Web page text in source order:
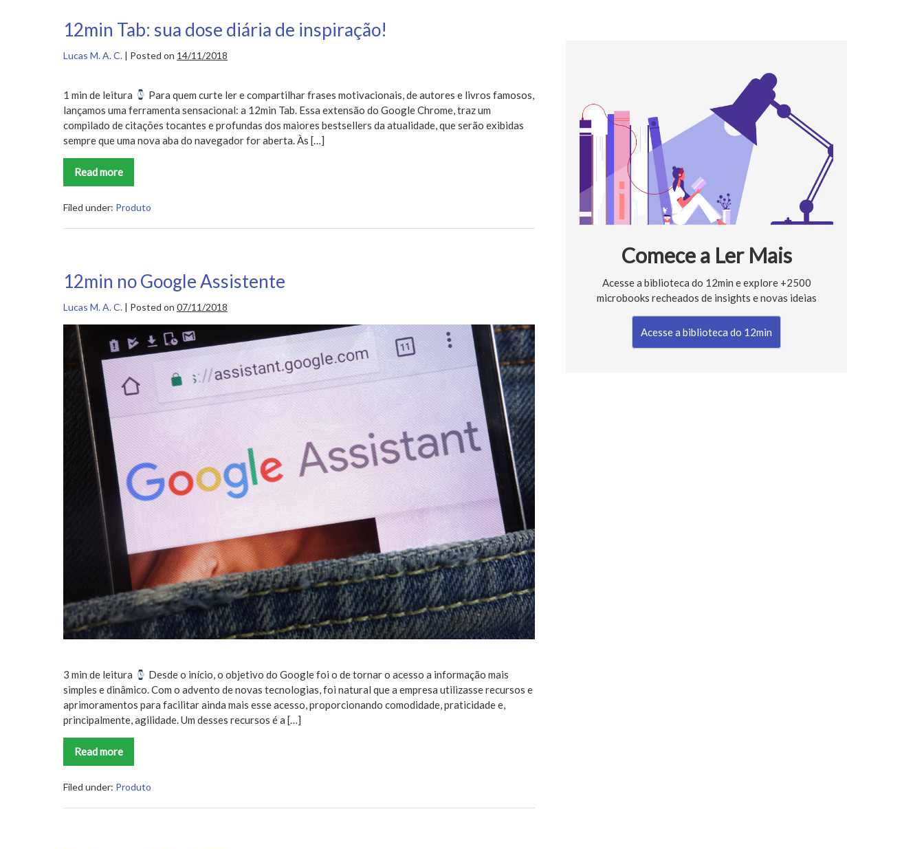
12min Tab: sua dose diária de inspiração!
Lucas M. A. C. | Posted on 14/11/2018
1 min de leitura
Para quem curte ler e compartilhar frases motivacionais, de autores e livros famosos,
lançamos uma ferramenta sensacional: a 12min Tab. Essa extensão do Google Chrome, traz um
compilado de citações tocantes e profundas dos maiores bestsellers da atualidade, que serão exibidas
sempre que uma nova aba do navegador for aberta. Às […]
Read more
12min
Tab:
dose
de
Filed under: Produto
12min no Google Assistente
Lucas M. A. C. | Posted on 07/11/2018
12min
Google
Assistente
3 min de leitura
Desde o início, o objetivo do Google foi o de tornar o acesso a informação mais
simples e dinâmico. Com o advento de novas tecnologias, foi natural que a empresa utilizasse recursos e
aprimoramentos para facilitar ainda mais esse acesso, proporcionando comodidade, praticidade e,
principalmente, agilidade. Um desses recursos é a […]
Read more
12min
no
Assistente
Filed under: Produto
Comece a Ler Mais
Acesse a biblioteca do 12min e explore +2500
microbooks recheados de insights e novas ideias
Acesse a biblioteca do 12min